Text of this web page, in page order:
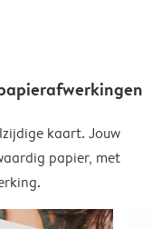
kaart. Jouw
papier, met